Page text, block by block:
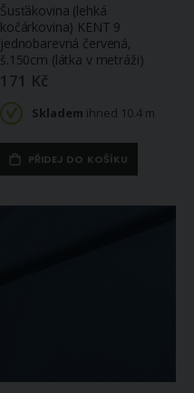
Šusťákovina (lehká
kočárkovina) KENT 9
jednobarevná červená,
š.150cm (látka v metráži)
171 Kč
Skladem ihned 10.4 m
PŘIDEJ DO KOŠÍKU
768 Kč
1 208 Kč